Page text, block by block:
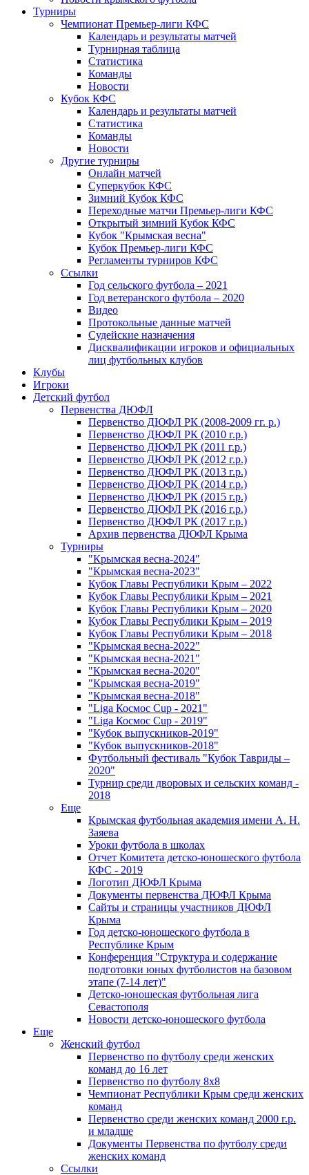
Турниры
Чемпионат Премьер-лиги КФС
Календарь и результаты матчей
Турнирная таблица
Статистика
Команды
Новости
Кубок КФС
Календарь и результаты матчей
Статистика
Команды
Новости
Другие турниры
Онлайн матчей
Суперкубок КФС
Зимний Кубок КФС
Переходные матчи Премьер-лиги КФС
Открытый зимний Кубок КФС
Кубок "Крымская весна"
Кубок Премьер-лиги КФС
Регламенты турниров КФС
Ссылки
Год сельского футбола – 2021
Год ветеранского футбола – 2020
Видео
Протокольные данные матчей
Судейские назначения
Дисквалификации игроков и официальных
лиц футбольных клубов
Клубы
Игроки
Детский футбол
Первенства ДЮФЛ
Первенство ДЮФЛ РК (2008-2009 гг. р.)
Первенство ДЮФЛ РК (2010 г.р.)
Первенство ДЮФЛ РК (2011 г.р.)
Первенство ДЮФЛ РК (2012 г.р.)
Первенство ДЮФЛ РК (2013 г.р.)
Первенство ДЮФЛ РК (2014 г.р.)
Первенство ДЮФЛ РК (2015 г.р.)
Первенство ДЮФЛ РК (2016 г.р.)
Первенство ДЮФЛ РК (2017 г.р.)
Архив первенства ДЮФЛ Крыма
Турниры
"Крымская весна-2024"
"Крымская весна-2023"
Кубок Главы Республики Крым – 2022
Кубок Главы Республики Крым – 2021
Кубок Главы Республики Крым – 2020
Кубок Главы Республики Крым – 2019
Кубок Главы Республики Крым – 2018
"Крымская весна-2022"
"Крымская весна-2021"
"Крымская весна-2020"
"Крымская весна-2019"
"Крымская весна-2018"
"Liga Космос Cup - 2021"
"Liga Космос Cup - 2019"
"Кубок выпускников-2019"
"Кубок выпускников-2018"
Футбольный фестиваль "Кубок Тавриды –
2020"
Турнир среди дворовых и сельских команд -
2018
Еще
Крымская футбольная академия имени А. Н.
Заяева
Уроки футбола в школах
Отчет Комитета детско-юношеского футбола
КФС - 2019
Логотип ДЮФЛ Крыма
Документы первенства ДЮФЛ Крыма
Сайты и страницы участников ДЮФЛ
Крыма
Год детско-юношеского футбола в
Республике Крым
Конференция "Структура и содержание
подготовки юных футболистов на базовом
этапе (7-14 лет)"
Детско-юношеская футбольная лига
Севастополя
Новости детско-юношеского футбола
Еще
Женский футбол
Первенство по футболу среди женских
команд до 16 лет
Первенство по футболу 8х8
Чемпионат Республики Крым среди женских
команд
Первенство среди женских команд 2000 г.р.
и младше
Документы Первенства по футболу среди
женских команд
Ссылки